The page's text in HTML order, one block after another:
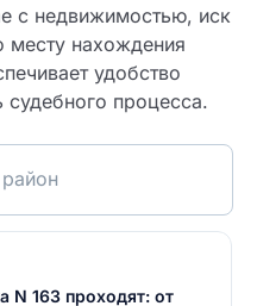
с недвижимостью, иск
месту нахождения
удобство
судебного процесса.
N 163 проходят: от